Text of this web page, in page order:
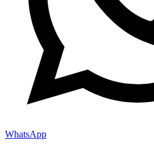
WhatsApp